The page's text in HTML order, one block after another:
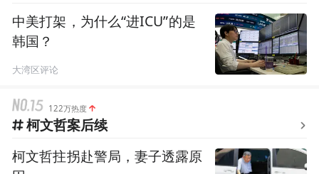
中美打架，为什么“进ICU”的是
韩国？
大湾区评论
122万热度
柯文哲案后续
柯文哲拄拐赴警局，妻子透露原